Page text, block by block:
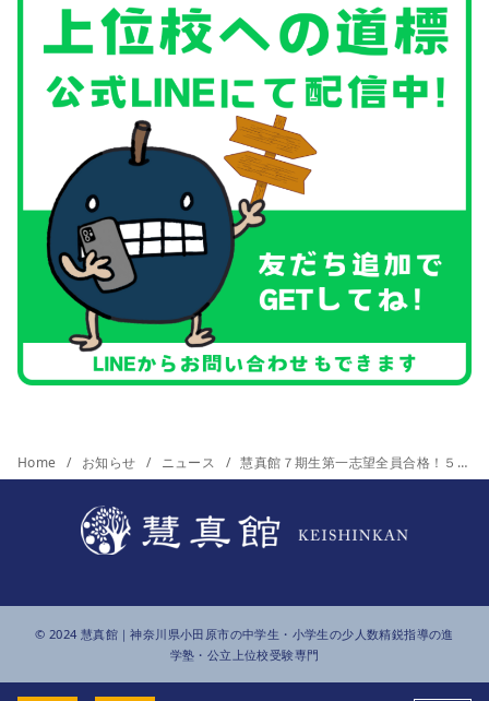
Home お知らせ ニュース 慧真館７期生第一志望全員合格！５年連続第一志望全員合格です。
© 2024 慧真館 ｜神奈川県小田原市の中学生・小学生の少人数精鋭指導の進
学塾・公立上位校受験専門